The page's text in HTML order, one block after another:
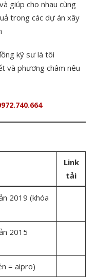
giúp cho nhau cùng
trong các dự án xây
kỹ sư là tôi
và phương châm nêu
Link
tải
2019 (khóa
2015
= aipro)